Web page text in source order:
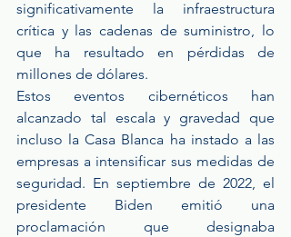
significativamente la infraestructura
crítica y las cadenas de suministro, lo
que ha resultado en pérdidas de
millones de dólares.
Estos eventos cibernéticos han
alcanzado tal escala y gravedad que
incluso la Casa Blanca ha instado a las
empresas a intensificar sus medidas de
seguridad. En septiembre de 2022, el
presidente Biden emitió una
proclamación que designaba